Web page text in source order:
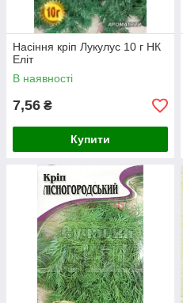
Насіння кріп Лукулус 10 г НК
Еліт
В наявності
7,56 ₴
Купити